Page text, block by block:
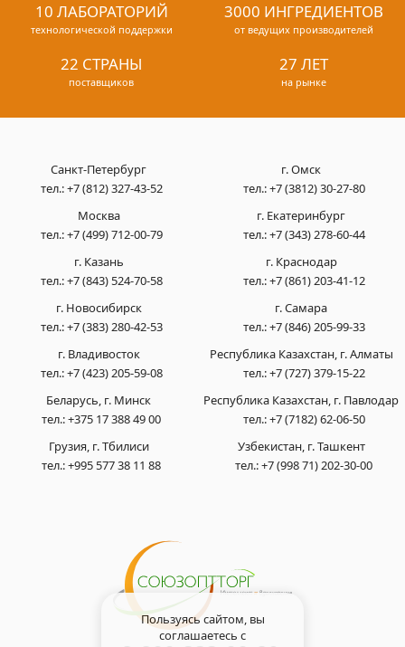
10 ЛАБОРАТОРИЙ
технологической поддержки
3000 ИНГРЕДИЕНТОВ
от ведущих производителей
22 СТРАНЫ
поставщиков
27 ЛЕТ
на рынке
Санкт-Петербург
тел.:+7 (812) 327-43-52
Москва
тел.:+7 (499) 712-00-79
г. Казань
тел.:+7 (843) 524-70-58
г. Новосибирск
тел.:+7 (383) 280-42-53
г. Омск
тел.:+7 (3812) 30-27-80
г. Екатеринбург
тел.:+7 (343) 278-60-44
г. Краснодар
тел.:+7 (861) 203-41-12
г. Самара
тел.:+7 (846) 205-99-33
г. Владивосток
тел.:+7 (423) 205-59-08
Беларусь, г. Минск
тел.:+375 17 388 49 00
Грузия, г. Тбилиси
тел.:+995 577 38 11 88
Республика Казахстан, г. Алматы
тел.:+7 (727) 379-15-22
Республика Казахстан, г. Павлодар
тел.:+7 (7182) 62-06-50
Узбекистан, г. Ташкент
тел.:+7 (998 71) 202-30-00
Пользуясь сайтом, вы
соглашаетесь с